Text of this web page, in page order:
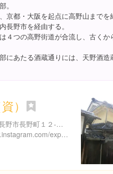
。
京都・大阪を起点に高野山までを
長野市を経由する。
４つの高野街道が合流し、古くか
にあたる酒蔵通りには、天野酒造
）
大阪府河内長野市長野町１２-１８
https://www.instagram.com/explore/locations/263645724